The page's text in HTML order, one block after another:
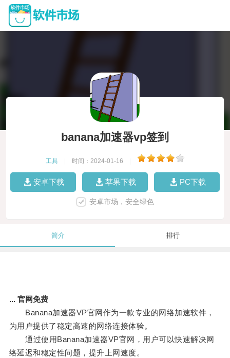
banana加速器vp签到
工具 时间：2024-01-16
安卓下载 苹果下载 PC下载
安卓市场，安全绿色
简介 排行
... 官网免费
Banana加速器VP官网作为一款专业的网络加速软件，
为用户提供了稳定高速的网络连接体验。
通过使用Banana加速器VP官网，用户可以快速解决网
络延迟和稳定性问题，提升上网速度。